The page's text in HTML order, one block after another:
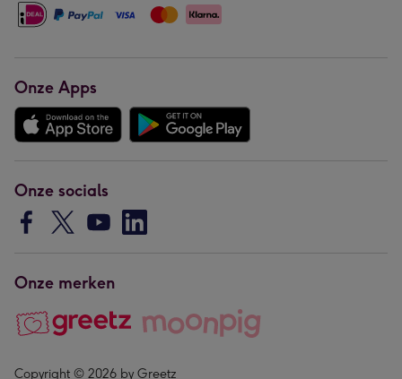
Onze Apps
Onze socials
Onze merken
Copyright © 2026 by Greetz